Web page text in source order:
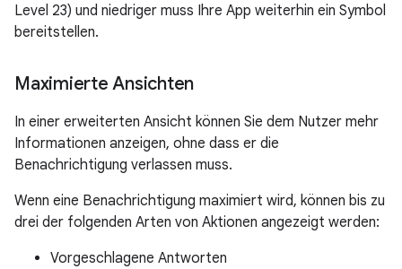
Level 23) und niedriger muss Ihre App weiterhin ein Symbol
bereitstellen.
Maximierte Ansichten
In einer erweiterten Ansicht können Sie dem Nutzer mehr
Informationen anzeigen, ohne dass er die
Benachrichtigung verlassen muss.
Wenn eine Benachrichtigung maximiert wird, können bis zu
drei der folgenden Arten von Aktionen angezeigt werden:
Vorgeschlagene Antworten